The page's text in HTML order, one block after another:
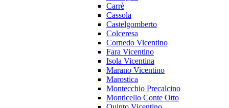
Carrè
Cassola
Castelgomberto
Colceresa
Cornedo Vicentino
Fara Vicentino
Isola Vicentina
Marano Vicentino
Marostica
Montecchio Precalcino
Monticello Conte Otto